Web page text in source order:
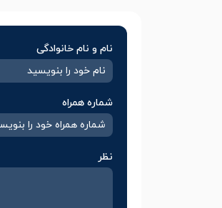
نام و نام خانوادگی
شماره همراه
نظر